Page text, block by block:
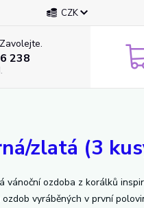
CZK
238
zlatá (3
vánoční ozdoba z korálků
vyráběných v první